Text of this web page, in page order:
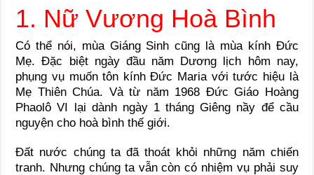
1. Nữ Vương Hoà Bình
Có thể nói, mùa Giáng Sinh cũng là mùa kính Đức
Mẹ. Đặc biệt ngày đầu năm Dương lịch hôm nay,
phụng vụ muốn tôn kính Đức Maria với tước hiệu là
Mẹ Thiên Chúa. Và từ năm 1968 Đức Giáo Hoàng
Phaolô VI lại dành ngày 1 tháng Giêng nầy để cầu
nguyện cho hoà bình thế giới.
Đất nước chúng ta đã thoát khỏi những năm chiến
tranh. Nhưng chúng ta vẫn còn có nhiệm vụ phải suy